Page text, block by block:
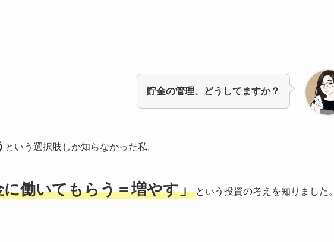
貯金の管理、どうしてますか？
という選択肢しか知らなかった私。
に働いてもらう＝増やす」 という投資の考えを知りました。